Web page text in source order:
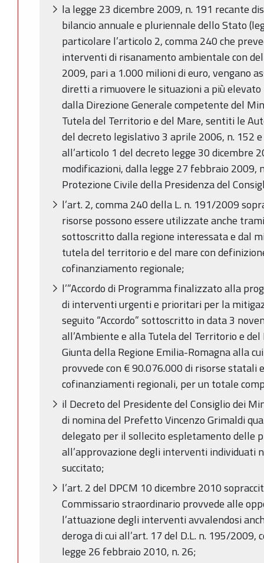
la legge 23 dicembre 2009, n. 191 recante
bilancio annuale e pluriennale dello Stato
particolare l’articolo 2, comma 240 che
interventi di risanamento ambientale con
2009, pari a 1.000 milioni di euro, vengano
diretti a rimuovere le situazioni a più
dalla Direzione Generale competente del
Tutela del Territorio e del Mare, sentiti le
del decreto legislativo 3 aprile 2006, n. 152
all’articolo 1 del decreto legge 30 dicembre
modificazioni, dalla legge 27 febbraio 2009,
Protezione Civile della Presidenza del
l’art. 2, comma 240 della L. n. 191/2009
risorse possono essere utilizzate anche
sottoscritto dalla regione interessata e dal
tutela del territorio e del mare con
cofinanziamento regionale;
l’”Accordo di Programma finalizzato alla
di interventi urgenti e prioritari per la
seguito “Accordo” sottoscritto in data 3
all’Ambiente e alla Tutela del Territorio e
Giunta della Regione Emilia-Romagna alla
provvede con € 90.076.000 di risorse statali
cofinanziamenti regionali, per un totale
il Decreto del Presidente del Consiglio dei
di nomina del Prefetto Vincenzo Grimaldi
delegato per il sollecito espletamento delle
all’approvazione degli interventi individuati
succitato;
l’art. 2 del DPCM 10 dicembre 2010
Commissario straordinario provvede alle
l’attuazione degli interventi avvalendosi
deroga di cui all’art. 17 del D.L. n. 195/
legge 26 febbraio 2010, n. 26;